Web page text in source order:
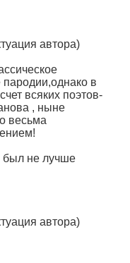
автора)
в
всяких поэтов-
, ныне
весьма
был не лучше
автора)